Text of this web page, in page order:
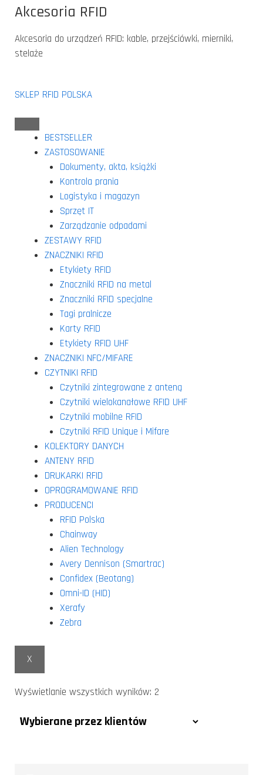
Akcesoria RFID
Akcesoria do urządzeń RFID: kable, przejściówki, mierniki,
stelaże
SKLEP RFID POLSKA
BESTSELLER
ZASTOSOWANIE
Dokumenty, akta, książki
Kontrola prania
Logistyka i magazyn
Sprzęt IT
Zarządzanie odpadami
ZESTAWY RFID
ZNACZNIKI RFID
Etykiety RFID
Znaczniki RFID na metal
Znaczniki RFID specjalne
Tagi pralnicze
Karty RFID
Etykiety RFID UHF
ZNACZNIKI NFC/MIFARE
CZYTNIKI RFID
Czytniki zintegrowane z anteną
Czytniki wielokanałowe RFID UHF
Czytniki mobilne RFID
Czytniki RFID Unique i Mifare
KOLEKTORY DANYCH
ANTENY RFID
DRUKARKI RFID
OPROGRAMOWANIE RFID
PRODUCENCI
RFID Polska
Chainway
Alien Technology
Avery Dennison (Smartrac)
Confidex (Beotang)
Omni-ID (HID)
Xerafy
Zebra
X
Wyświetlanie wszystkich wyników: 2